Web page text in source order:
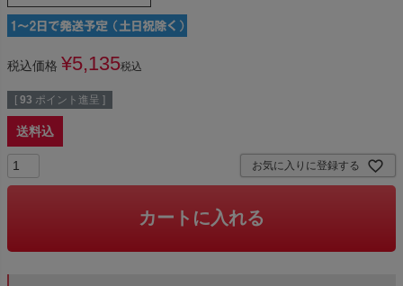
税込価格 ¥5,135税込
[ 93 ポイント進呈 ]
送料込
お気に入りに登録する
カートに入れる